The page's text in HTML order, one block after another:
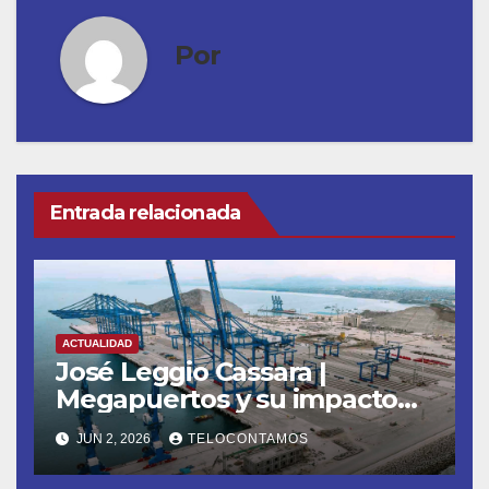
Por
Entrada relacionada
ACTUALIDAD
José Leggio Cassara |
Megapuertos y su impacto
en el turismo y el comercio
global
JUN 2, 2026 TELOCONTAMOS